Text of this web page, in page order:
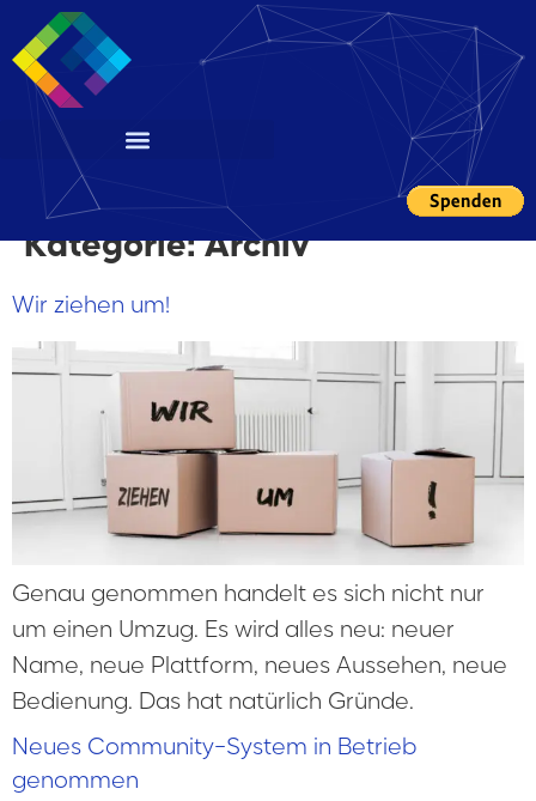
Kategorie:Archiv
Wir ziehen um!
Genau genommen handelt es sich nicht nur
um einen Umzug. Es wird alles neu: neuer
Name, neue Plattform, neues Aussehen, neue
Bedienung. Das hat natürlich Gründe.
Neues Community-System in Betrieb
genommen